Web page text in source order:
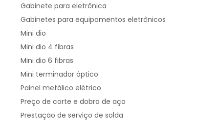
Gabinete para eletrônica
Gabinetes para equipamentos eletrônicos
Mini dio
Mini dio 4 fibras
Mini dio 6 fibras
Mini terminador óptico
Painel metálico elétrico
Preço de corte e dobra de aço
Prestação de serviço de solda